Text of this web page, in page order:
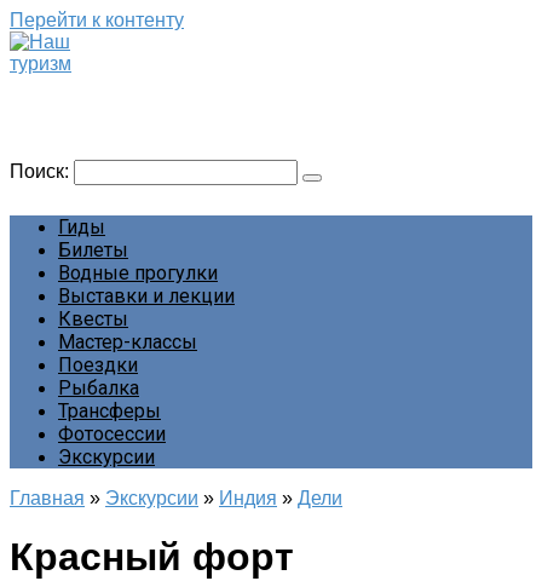
Перейти к контенту
Поиск:
Гиды
Билеты
Водные прогулки
Выставки и лекции
Квесты
Мастер-классы
Поездки
Рыбалка
Трансферы
Фотосессии
Экскурсии
Главная » Экскурсии » Индия » Дели
Красный форт